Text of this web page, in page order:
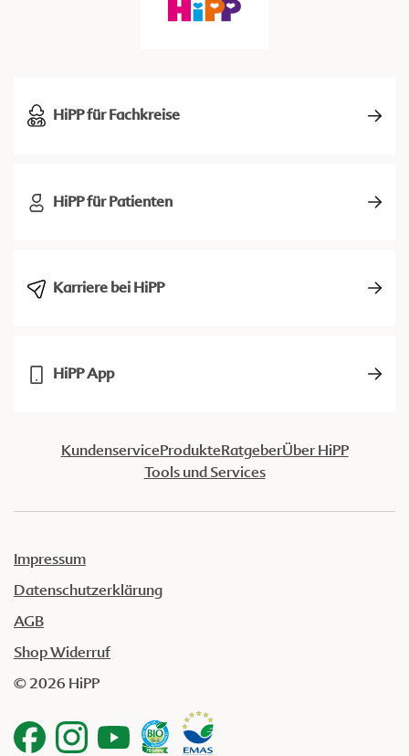
HiPP für Fachkreise
HiPP für Patienten
Karriere bei HiPP
HiPP App
KundenserviceProdukteRatgeberÜber HiPP
Tools und Services
Impressum
Datenschutzerklärung
AGB
Shop Widerruf
© 2026 HiPP